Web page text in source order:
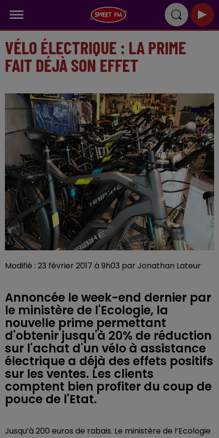
VÉLO ÉLECTRIQUE : LA PRIME
FAIT DÉJÀ SON EFFET
Modifié : 23 février 2017 à 9h03 par Jonathan Lateur
Annoncée le week-end dernier par
le ministère de l'Ecologie, la
nouvelle prime permettant
d'obtenir jusqu'à 20% de réduction
sur l'achat d'un vélo à assistance
électrique a déjà des effets positifs
sur les ventes. Les clients
comptent bien profiter du coup de
pouce de l'Etat.
Jusqu’à 200 euros de rabais. Le ministère de l’Ecologie